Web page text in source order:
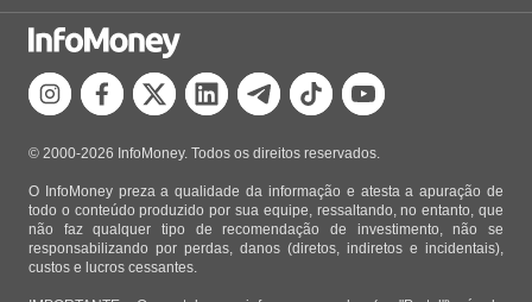
© 2000-2026 InfoMoney. Todos os direitos reservados.
O InfoMoney preza a qualidade da informação e atesta a apuração de
todo o conteúdo produzido por sua equipe, ressaltando, no entanto, que
não faz qualquer tipo de recomendação de investimento, não se
responsabilizando por perdas, danos (diretos, indiretos e incidentais),
custos e lucros cessantes.